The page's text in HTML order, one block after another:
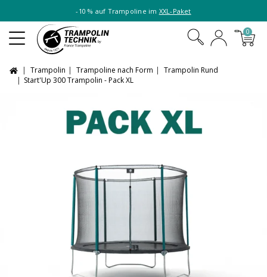
-10 % auf Trampoline im XXL-Paket
0
Trampolin Trampoline nach Form
Trampolin Rund
Start'Up 300 Trampolin - Pack XL